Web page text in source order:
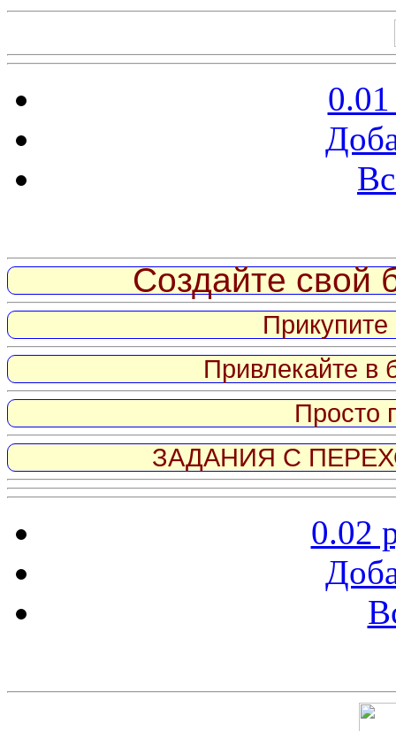
Создайте свой
Привлекайте в
Просто
ЗАДАНИЯ С
0.02